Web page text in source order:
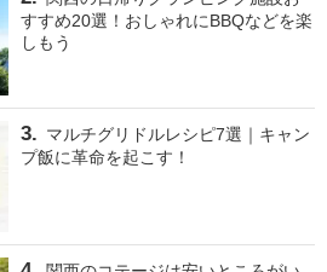
すすめ20選！おしゃれにBBQなどを楽
しもう
マルチグリドルレシピ7選｜キャン
プ飯に革命を起こす！